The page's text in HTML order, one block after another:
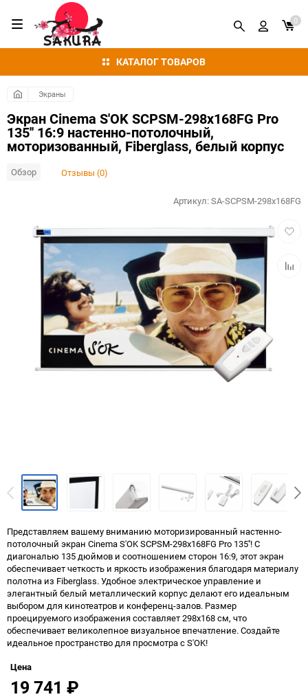
КАТАЛОГ ТОВАРОВ
0
Экраны
Экран Cinema S'OK SCPSM-298x168FG Pro
135'' 16:9 настенно-потолочный,
моторизованный, Fiberglass, белый корпус
Обзор Отзывы (0)
Артикул:SA-SCPSM-298x168FG
Представляем вашему вниманию моторизированный настенно-
потолочный экран Cinema S'OK SCPSM-298x168FG Pro 135''! С
диагональю 135 дюймов и соотношением сторон 16:9, этот экран
обеспечивает четкость и яркость изображения благодаря материалу
полотна из Fiberglass. Удобное электрическое управление и
элегантный белый металлический корпус делают его идеальным
выбором для кинотеатров и конференц-залов. Размер
проецируемого изображения составляет 298x168 см, что
обеспечивает великолепное визуальное впечатление. Создайте
идеальное пространство для просмотра с S'OK!
Цена
19 741 ₽